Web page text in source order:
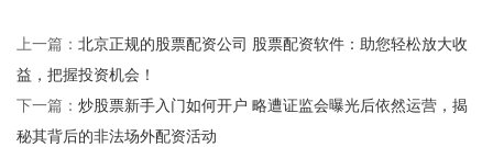
上一篇： 北京正规的股票配资公司 股票配资软件：助您轻松放大收
益，把握投资机会！
下一篇： 炒股票新手入门如何开户 略遭证监会曝光后依然运营，揭
秘其背后的非法场外配资活动